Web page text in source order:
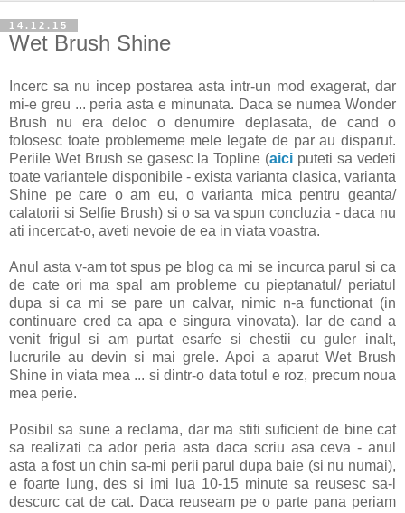
14.12.15
Wet Brush Shine
Incerc sa nu incep postarea asta intr-un mod exagerat, dar
mi-e greu ... peria asta e minunata. Daca se numea Wonder
Brush nu era deloc o denumire deplasata, de cand o
folosesc toate problememe mele legate de par au disparut.
Periile Wet Brush se gasesc la Topline (aici puteti sa vedeti
toate variantele disponibile - exista varianta clasica, varianta
Shine pe care o am eu, o varianta mica pentru geanta/
calatorii si Selfie Brush) si o sa va spun concluzia - daca nu
ati incercat-o, aveti nevoie de ea in viata voastra.
Anul asta v-am tot spus pe blog ca mi se incurca parul si ca
de cate ori ma spal am probleme cu pieptanatul/ periatul
dupa si ca mi se pare un calvar, nimic n-a functionat (in
continuare cred ca apa e singura vinovata). Iar de cand a
venit frigul si am purtat esarfe si chestii cu guler inalt,
lucrurile au devin si mai grele. Apoi a aparut Wet Brush
Shine in viata mea ... si dintr-o data totul e roz, precum noua
mea perie.
Posibil sa sune a reclama, dar ma stiti suficient de bine cat
sa realizati ca ador peria asta daca scriu asa ceva - anul
asta a fost un chin sa-mi perii parul dupa baie (si nu numai),
e foarte lung, des si imi lua 10-15 minute sa reusesc sa-l
descurc cat de cat. Daca reuseam pe o parte pana periam